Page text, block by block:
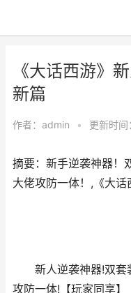
《大话西游》
新篇
作者： admin • 更新时
摘要：新手逆袭神器！
大佬攻防一体！,《大
新人逆袭神器!双套
攻防一体!【玩家同享】